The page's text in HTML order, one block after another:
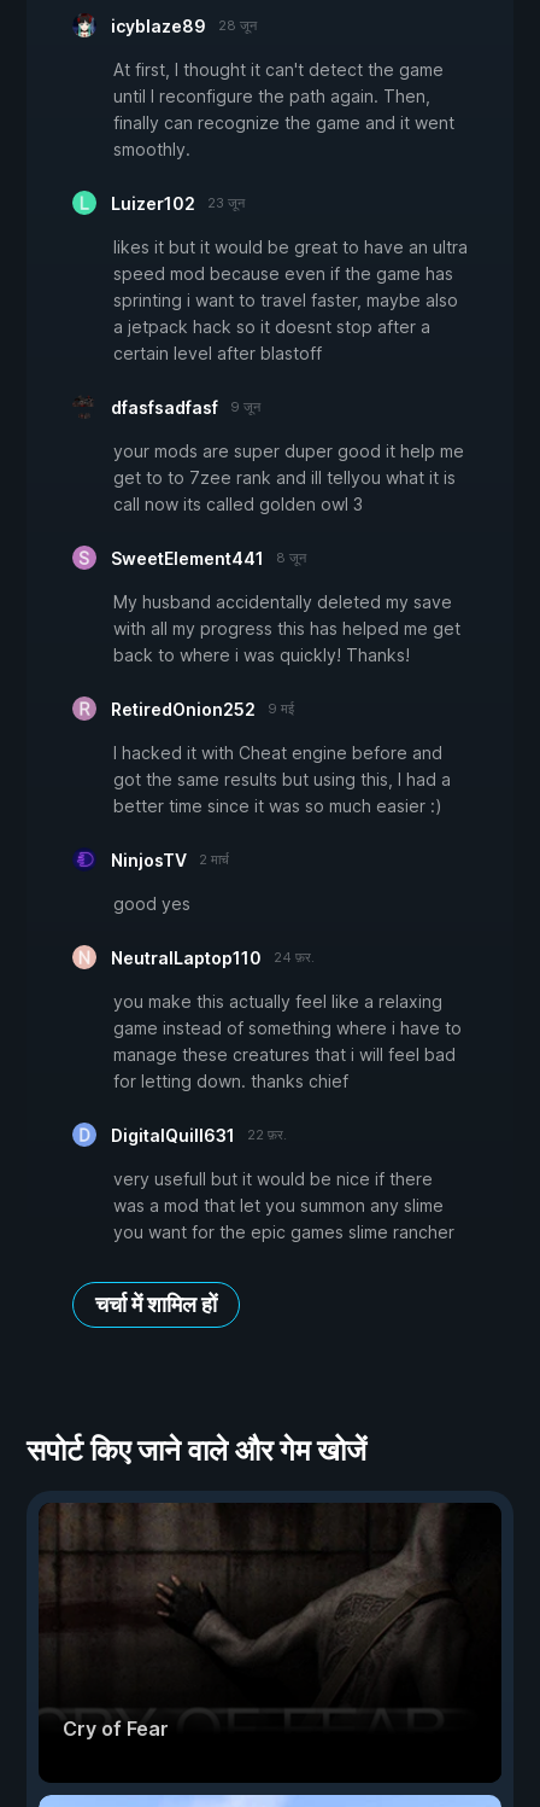
icyblaze89 28 जून
At first, I thought it can't detect the game
until I reconfigure the path again. Then,
finally can recognize the game and it went
smoothly.
Luizer102 23 जून
likes it but it would be great to have an ultra
speed mod because even if the game has
sprinting i want to travel faster, maybe also
a jetpack hack so it doesnt stop after a
certain level after blastoff
dfasfsadfasf 9 जून
your mods are super duper good it help me
get to to 7zee rank and ill tellyou what it is
call now its called golden owl 3
SweetElement441 8 जून
My husband accidentally deleted my save
with all my progress this has helped me get
back to where i was quickly! Thanks!
RetiredOnion252 9 मई
I hacked it with Cheat engine before and
got the same results but using this, I had a
better time since it was so much easier :)
NinjosTV 2 मार्च
good yes
NeutralLaptop110 24 फ़र.
you make this actually feel like a relaxing
game instead of something where i have to
manage these creatures that i will feel bad
for letting down. thanks chief
DigitalQuill631 22 फ़र.
very usefull but it would be nice if there
was a mod that let you summon any slime
you want for the epic games slime rancher
चर्चा में शामिल हों
सपोर्ट किए जाने वाले और गेम खोजें
Cry of Fear